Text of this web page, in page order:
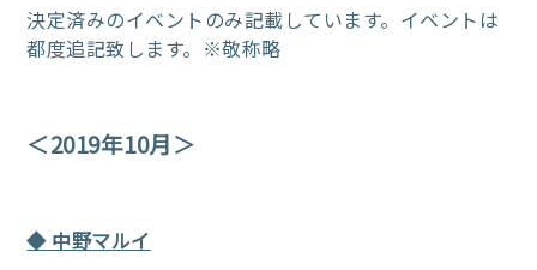
決定済みのイベントのみ記載しています。 イベントは
都度追記致します。 ※敬称略
＜2019年10月＞
◆ 中野マルイ